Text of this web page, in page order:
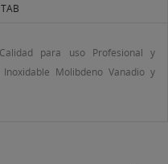
para uso Profesional y
Molibdeno Vanadio y